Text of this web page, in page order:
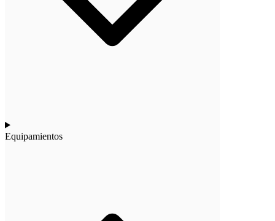
Equipamientos